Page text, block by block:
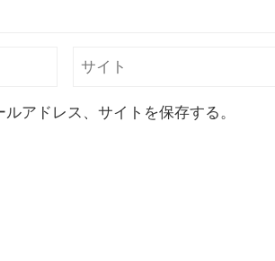
アドレス、サイトを保存する。